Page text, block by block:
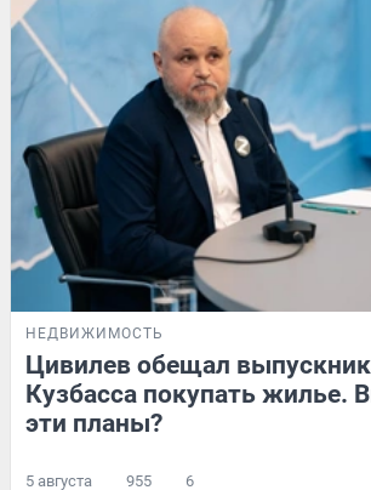
НЕДВИЖИМОСТЬ
Цивилев обещал
Кузбасса покупать жилье.
эти планы?
5 августа 955 6